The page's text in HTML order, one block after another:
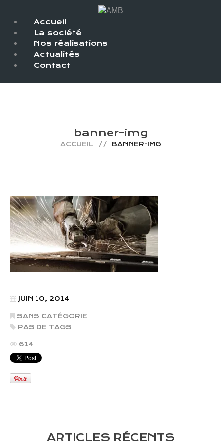
Accueil
La société
Nos réalisations
Actualités
Contact
banner-img
ACCUEIL BANNER-IMG
JUIN 10, 2014
SANS CATÉGORIE
PAS DE TAGS
614
ARTICLES RÉCENTS